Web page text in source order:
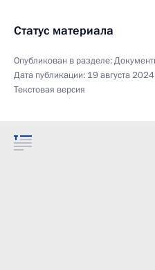
Статус материала
Опубликован в разделе:
Дата публикации: 19 августа
Текстовая версия